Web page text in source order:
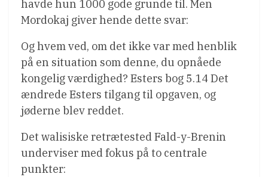
havde hun 1000 gode grunde til. Men
Mordokaj giver hende dette svar:
Og hvem ved, om det ikke var med henblik
på en situation som denne, du opnåede
kongelig værdighed? Esters bog 5.14 Det
ændrede Esters tilgang til opgaven, og
jøderne blev reddet.
Det walisiske retrætested Fald-y-Brenin
underviser med fokus på to centrale
punkter: